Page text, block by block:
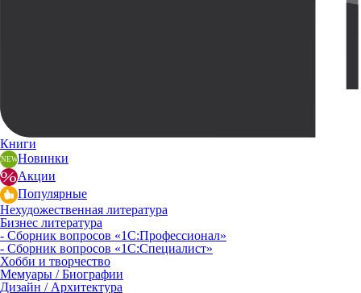
Книги
Новинки
Акции
Популярные
Нехудожественная литература
Бизнес литература
- Сборник вопросов «1С:Профессионал»
- Сборник вопросов «1С:Специалист»
Хобби и творчество
Мемуары / Биографии
Дизайн / Архитектура